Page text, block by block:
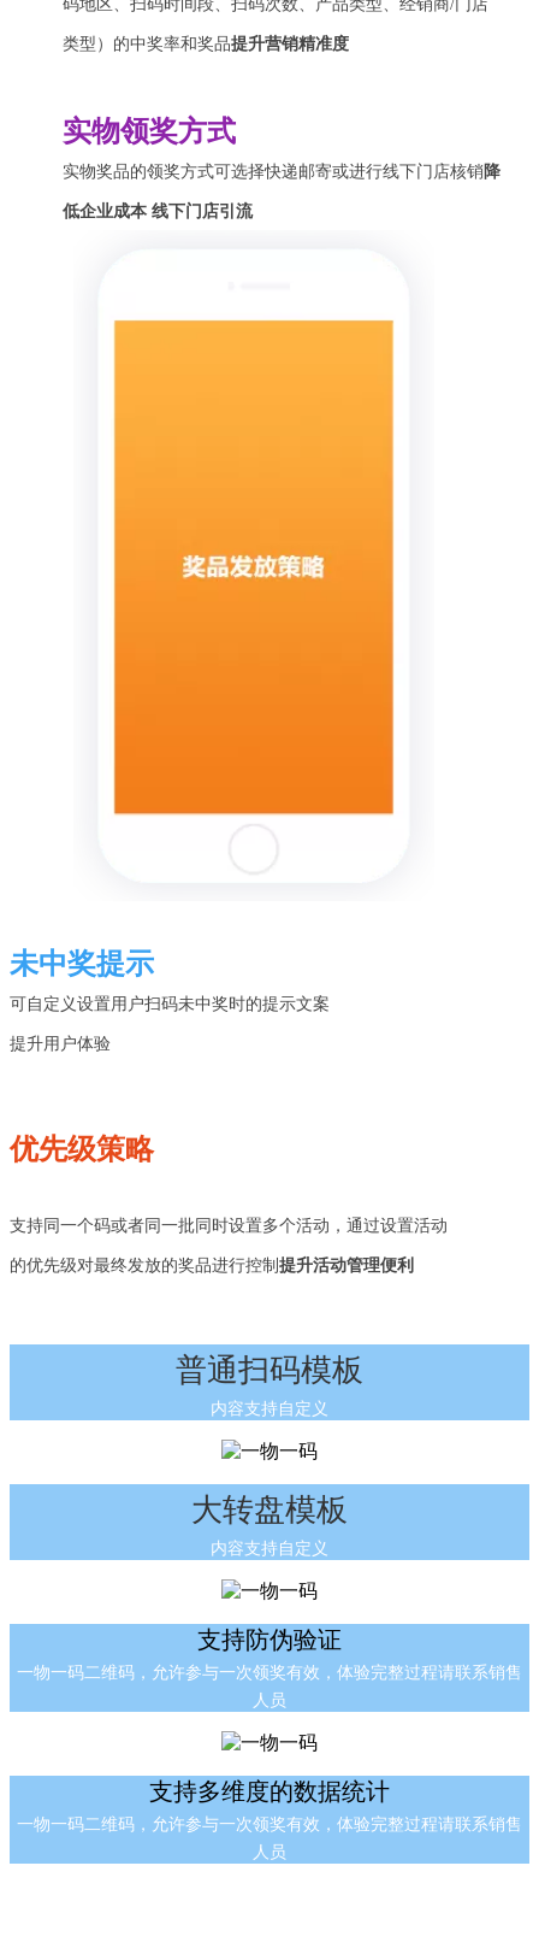
码地区、扫码时间段、扫码次数、产品类型、经销商/门店
类型）的中奖率和奖品提升营销精准度
实物领奖方式
实物奖品的领奖方式可选择快递邮寄或进行线下门店核销 降
低企业成本 线下门店引流
未中奖提示
可自定义设置用户扫码未中奖时的提示文案
提升用户体验
优先级策略
支持同一个码或者同一批同时设置多个活动，通过设置活动
的优先级对最终发放的奖品进行控制 提升活动管理便利
普通扫码模板
内容支持自定义
大转盘模板
内容支持自定义
支持防伪验证
一物一码二维码，允许参与一次领奖有效，体验完整过程请联系销售
人员
支持多维度的数据统计
一物一码二维码，允许参与一次领奖有效，体验完整过程请联系销售
人员